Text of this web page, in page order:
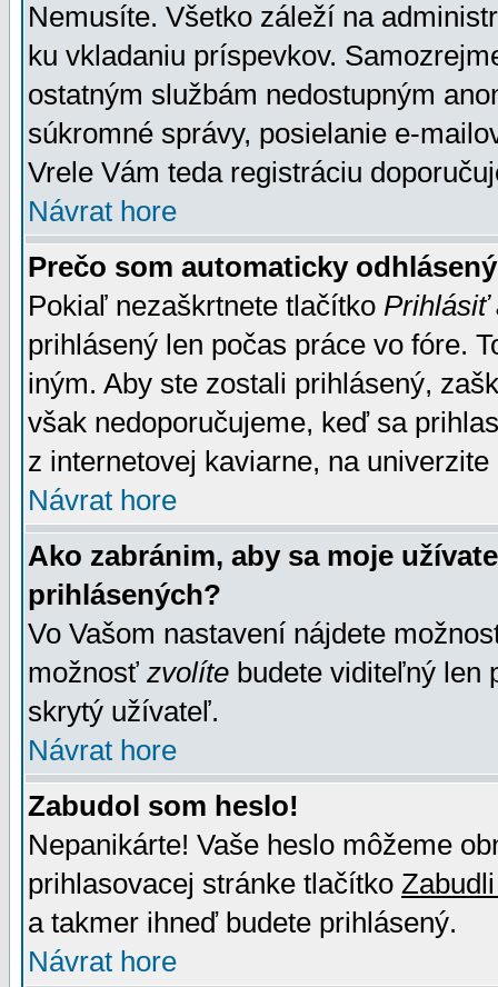
Nemusíte. Všetko záleží na
ku vkladaniu príspevkov.
ostatným službám nedostupným
súkromné správy, posielanie e-
Vrele Vám teda registráciu
Návrat hore
Prečo som automaticky
Pokiaľ nezaškrtnete tlačítko Prihlásiť
prihlásený len počas práce vo fóre.
iným. Aby ste zostali prihlásený,
však nedoporučujeme, keď sa
z internetovej kaviarne, na univerzite
Návrat hore
Ako zabránim, aby sa moje
prihlásených?
Vo Vašom nastavení nájdete
možnosť zvolíte budete viditeľný len
skrytý užívateľ.
Návrat hore
Zabudol som heslo!
Nepanikárte! Vaše heslo môžeme
prihlasovacej stránke tlačítko
a takmer ihneď budete prihlásený.
Návrat hore